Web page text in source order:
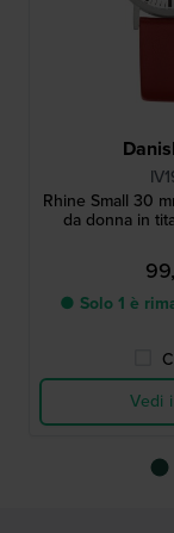
Rhine Small 30
da donna in
● Solo 1 è
Vedi